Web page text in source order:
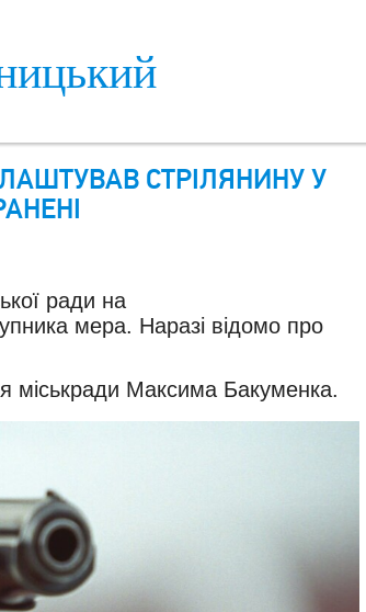
СТРІЛЯНИНУ У
ради на
мера. Наразі відомо про
міськради Максима Бакуменка.